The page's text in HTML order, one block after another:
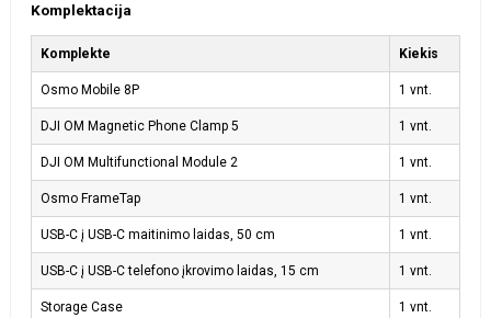
Komplektacija
Komplekte Kiekis
Osmo Mobile 8P 1 vnt.
DJI OM Magnetic Phone Clamp 5 1 vnt.
DJI OM Multifunctional Module 2 1 vnt.
Osmo FrameTap 1 vnt.
USB-C į USB-C maitinimo laidas, 50 cm 1 vnt.
USB-C į USB-C telefono įkrovimo laidas, 15 cm 1 vnt.
Storage Case 1 vnt.